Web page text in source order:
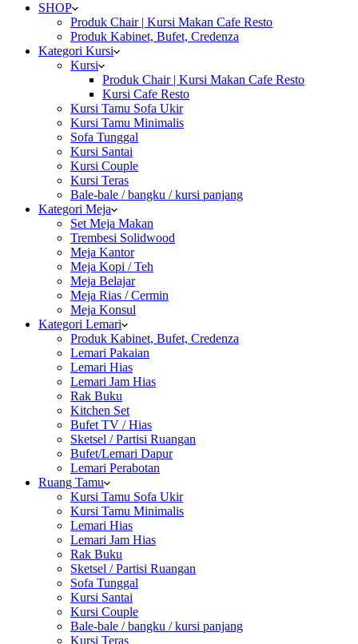
SHOP
Produk Chair | Kursi Makan Cafe Resto
Produk Kabinet, Bufet, Credenza
Kategori Kursi
Kursi
Produk Chair | Kursi Makan Cafe Resto
Kursi Cafe Resto
Kursi Tamu Sofa Ukir
Kursi Tamu Minimalis
Sofa Tunggal
Kursi Santai
Kursi Couple
Kursi Teras
Bale-bale / bangku / kursi panjang
Kategori Meja
Set Meja Makan
Trembesi Solidwood
Meja Kantor
Meja Kopi / Teh
Meja Belajar
Meja Rias / Cermin
Meja Konsul
Kategori Lemari
Produk Kabinet, Bufet, Credenza
Lemari Pakaian
Lemari Hias
Lemari Jam Hias
Rak Buku
Kitchen Set
Bufet TV / Hias
Sketsel / Partisi Ruangan
Bufet/Lemari Dapur
Lemari Perabotan
Ruang Tamu
Kursi Tamu Sofa Ukir
Kursi Tamu Minimalis
Lemari Hias
Lemari Jam Hias
Rak Buku
Sketsel / Partisi Ruangan
Sofa Tunggal
Kursi Santai
Kursi Couple
Bale-bale / bangku / kursi panjang
Kursi Teras